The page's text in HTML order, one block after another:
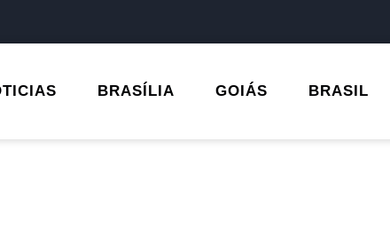
BRASÍLIA GOIÁS BRASIL